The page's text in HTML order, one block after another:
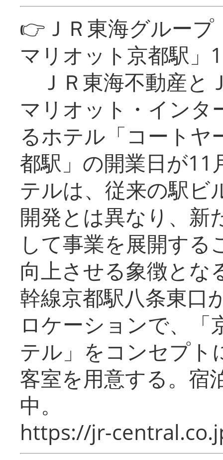
👉ＪＲ東海グルー
マリオット京都駅」
ＪＲ東海不動産と
マリオット・インタ
るホテル「コートヤ
都駅」の開業日が11
テルは、従来の駅ビ
開発とは異なり、新
して事業を展開する
向上させる象徴とな
幹線京都駅八条東口
ロケーションで、「
テル」をコンセプト
客室を用意する。宿
中。
https://jr-